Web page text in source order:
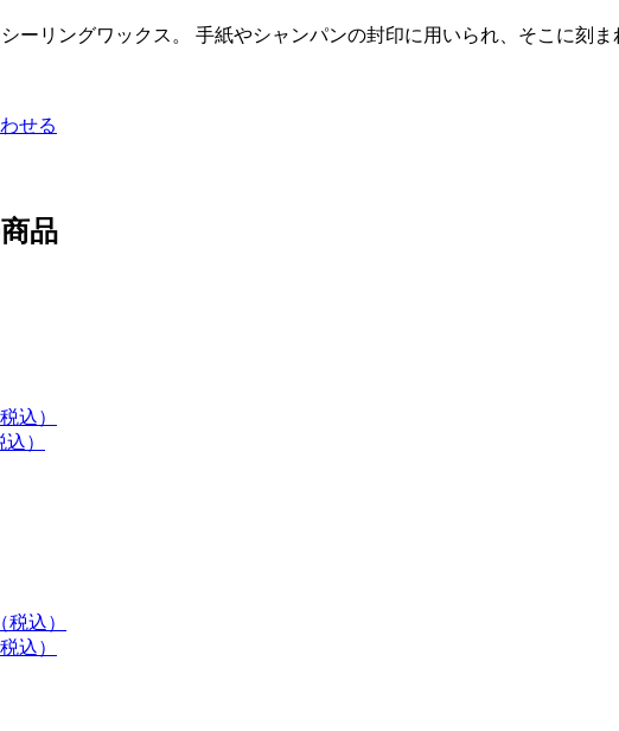
ーリングワックス。 手紙やシャンパンの封印に用いられ、そこに刻
せる
品
込）
）
込）
込）